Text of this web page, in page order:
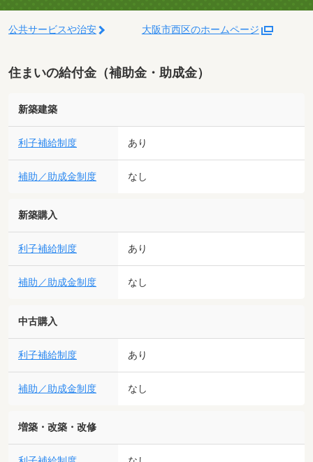
公共サービスや治安 大阪市西区のホームページ
住まいの給付金（補助金・助成金）
新築建築
利子補給制度 あり
補助／助成金制度 なし
新築購入
利子補給制度 あり
補助／助成金制度 なし
中古購入
利子補給制度 あり
補助／助成金制度 なし
増築・改築・改修